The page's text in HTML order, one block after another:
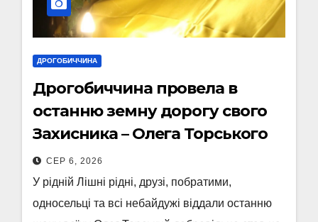
ДРОГОБИЧЧИНА
Дрогобиччина провела в
останню земну дорогу свого
Захисника – Олега Торського
СЕР 6, 2026
У рідній Лішні рідні, друзі, побратими,
односельці та всі небайдужі віддали останню